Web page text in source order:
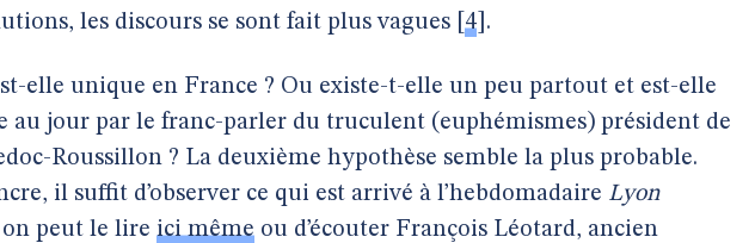
les discours se sont fait plus vagues 4 .
elle unique en France ? Ou existe-t-elle un peu partout et est-elle
au jour par le franc-parler du truculent (euphémismes) président de
Roussillon ? La deuxième hypothèse semble la plus probable.
il suffit d’observer ce qui est arrivé à l’hebdomadaire Lyon
peut le lire ici même ou d’écouter François Léotard, ancien